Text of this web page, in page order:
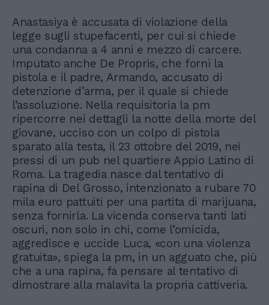
Anastasiya è accusata di violazione della
legge sugli stupefacenti, per cui si chiede
una condanna a 4 anni e mezzo di carcere.
Imputato anche De Propris, che fornì la
pistola e il padre, Armando, accusato di
detenzione d’arma, per il quale si chiede
l’assoluzione. Nella requisitoria la pm
ripercorre nei dettagli la notte della morte del
giovane, ucciso con un colpo di pistola
sparato alla testa, il 23 ottobre del 2019, nei
pressi di un pub nel quartiere Appio Latino di
Roma. La tragedia nasce dal tentativo di
rapina di Del Grosso, intenzionato a rubare 70
mila euro pattuiti per una partita di marijuana,
senza fornirla. La vicenda conserva tanti lati
oscuri, non solo in chi, come l’omicida,
aggredisce e uccide Luca, «con una violenza
gratuita», spiega la pm, in un agguato che, più
che a una rapina, fa pensare al tentativo di
dimostrare alla malavita la propria cattiveria.